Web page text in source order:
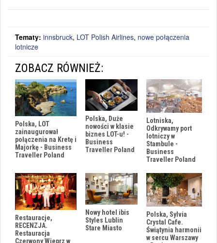
Tematy: innsbruck, LOT Polish Airlines, nowe połączenia
lotnicze
ZOBACZ RÓWNIEŻ:
Polska, LOT
zainaugurował
połączenia na Kretę i
Majorkę - Business
Traveller Poland
Polska, Duże
nowości w klasie
biznes LOT-u! -
Business
Traveller Poland
Lotniska,
Odkrywamy port
lotniczy w
Stambule -
Business
Traveller Poland
Restauracje,
RECENZJA.
Restauracja
Czerwony Wieprz w
Nowy hotel ibis
Styles Lublin
Stare Miasto
Polska, Sylvia
Crystal Cafe.
Świątynia harmonii
w sercu Warszawy